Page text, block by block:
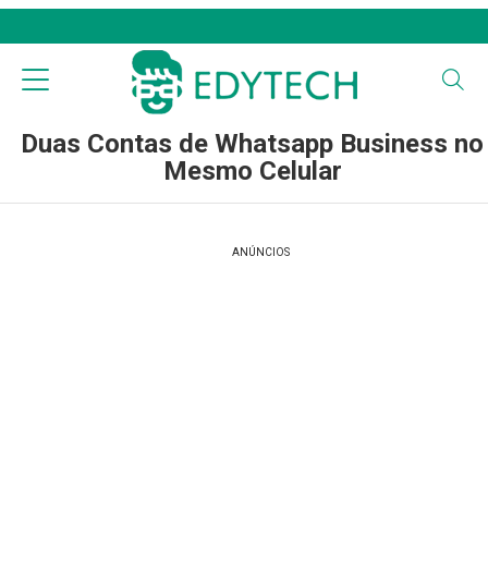
Duas Contas de Whatsapp Business no
Mesmo Celular
ANÚNCIOS